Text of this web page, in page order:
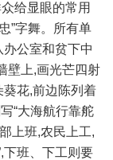
给显眼的常用
”字舞。所有单
公室和贫下中
壁上,画光芒四射
花,前边陈列着
“大海航行靠舵
上班,农民上工,
下班、下工则要